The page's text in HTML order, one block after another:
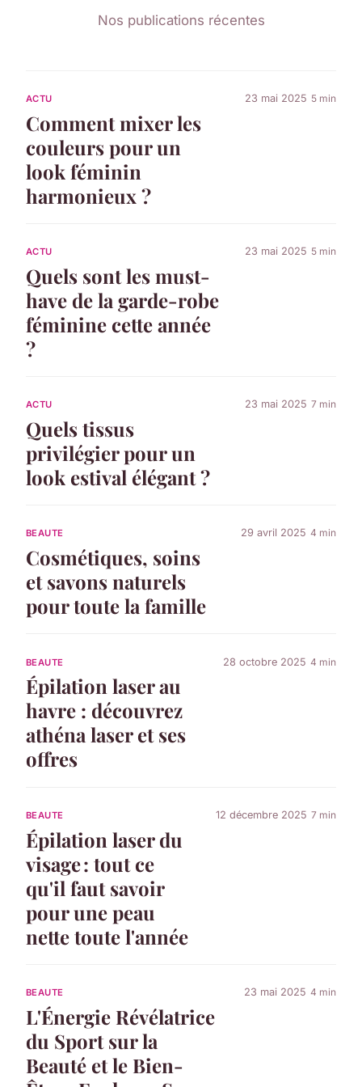
Nos publications récentes
ACTU
Comment mixer les
couleurs pour un
look féminin
harmonieux ?
23 mai 2025 5 min
ACTU
Quels sont les must-
have de la garde-robe
féminine cette année
?
23 mai 2025 5 min
ACTU
Quels tissus
privilégier pour un
look estival élégant ?
23 mai 2025 7 min
BEAUTE
Cosmétiques, soins
et savons naturels
pour toute la famille
29 avril 2025 4 min
BEAUTE
Épilation laser au
havre : découvrez
athéna laser et ses
offres
28 octobre 2025 4 min
BEAUTE
Épilation laser du
visage : tout ce
qu'il faut savoir
pour une peau
nette toute l'année
12 décembre 2025 7 min
BEAUTE
L'Énergie Révélatrice
du Sport sur la
Beauté et le Bien-
23 mai 2025 4 min